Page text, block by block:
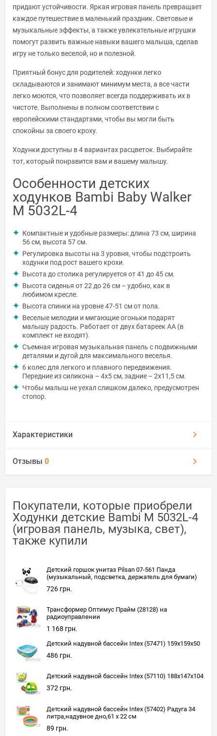
придают устойчивости. Яркая игровая панель превращает
каждое путешествие в маленький праздник. Световые и
музыкальные эффекты, а также увлекательные игрушки
помогут развить важные навыки вашего малыша, сделав
игру не только веселой, но и полезной.
Приятный бонус для родителей: ходунки легко
складываются и занимают минимум места, а все части
легко моются, что позволяет всегда поддерживать их в
чистоте. Выполнены в полном соответствии с
европейскими стандартами, чтобы вы могли быть
спокойны за своего кроху.
Ходунки доступны в 4 вариантах расцветок. Выбирайте
тот, который понравится вам и вашему малышу.
Особенности детских
ходунков Bambi Baby Walker
M 5032L-4
Компактные и удобные размеры: длина 73 см, ширина
56 см, высота 57 см.
Регулировка высоты на 3 уровня, чтобы подстроить
ходунки под рост вашего крохи.
Высота до столика регулируется от 41 до 45 см.
Высота сиденья от 22 до 26 см – удобно, как в
любимом кресле.
Высота спинки на уровне 47-51 см от пола.
Веселые мелодии и мигающие огоньки подарят
малышу радость. Работает от двух батареек AA (в
комплект не входят).
Съемная игровая музыкальная панель с подвижными
деталями и дугой для максимального веселья.
6 колес для легкого и плавного передвижения.
Передние из силикона – 4x5 см, задние – 2x11,5 см.
Чтобы малыш не уехал слишком далеко, предусмотрен
стопор.
Характеристики
Отзывы 0
Покупатели, которые приобрели
Ходунки детские Bambi M 5032L-4
(игровая панель, музыка, свет),
также купили
Детский горшок унитаз Pilsan 07-561 Панда
(музыкальный, подсветка, держатель для бумаги)
726 грн.
Трансформер Оптимус Прайм (28128) на
радиоуправлении
1 168 грн.
Детский надувной бассейн Intex (57471) 159x159x50
486 грн.
Детский надувной бассейн Intex (57110) 188x147x104
372 грн.
Детский надувной бассейн Intex (57402) Радуга 34
литра,надувное дно,61 x 22 см
89 грн.